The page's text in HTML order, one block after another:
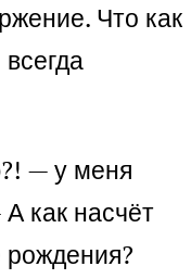
Что как
— у меня
как насчёт
рождения?